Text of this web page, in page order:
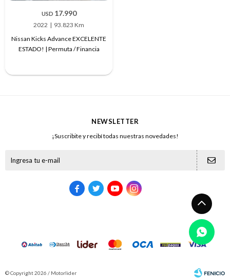
USD 17.990
2022
93.823 Km
Nissan Kicks Advance EXCELENTE
ESTADO! | Permuta / Financia
NEWSLETTER
¡Suscribite y recibí todas nuestras novedades!
   
© Copyright 2026 / Motorlider